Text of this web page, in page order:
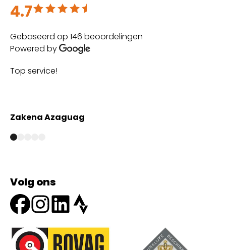
4.7
Beoordeeld met 4.7 uit 5
Gebaseerd op 146 beoordelingen
Powered by
Top service!
Zakena Azaguag
Volg ons
Onze partners